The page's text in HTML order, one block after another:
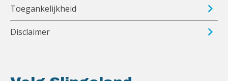
Toegankelijkheid
Disclaimer